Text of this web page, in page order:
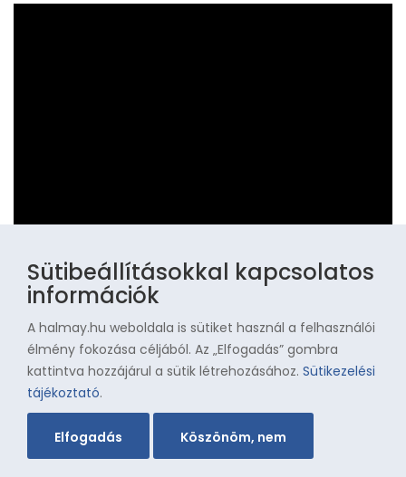
Sütibeállításokkal kapcsolatos
információk
A halmay.hu weboldala is sütiket használ a felhasználói
élmény fokozása céljából. Az „Elfogadás” gombra
kattintva hozzájárul a sütik létrehozásához.Sütikezelési
tájékoztató.
Elfogadás Köszönöm, nem